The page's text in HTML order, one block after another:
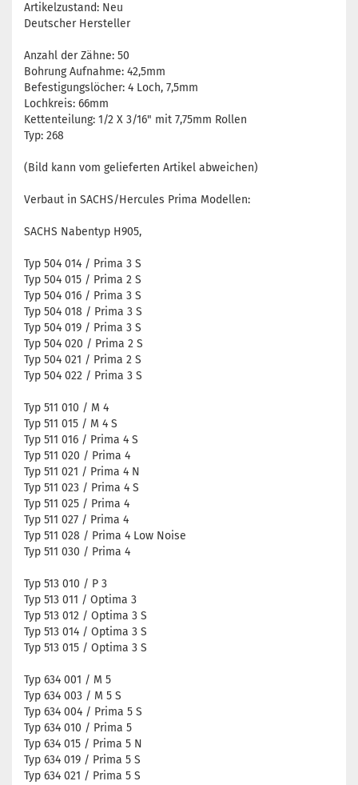
Artikelzustand: Neu
Deutscher Hersteller
Anzahl der Zähne: 50
Bohrung Aufnahme: 42,5mm
Befestigungslöcher: 4 Loch, 7,5mm
Lochkreis: 66mm
Kettenteilung: 1/2 X 3/16" mit 7,75mm Rollen
Typ: 268
(Bild kann vom gelieferten Artikel abweichen)
Verbaut in SACHS/Hercules Prima Modellen:
SACHS Nabentyp H905,
Typ 504 014 / Prima 3 S
Typ 504 015 / Prima 2 S
Typ 504 016 / Prima 3 S
Typ 504 018 / Prima 3 S
Typ 504 019 / Prima 3 S
Typ 504 020 / Prima 2 S
Typ 504 021 / Prima 2 S
Typ 504 022 / Prima 3 S
Typ 511 010 / M 4
Typ 511 015 / M 4 S
Typ 511 016 / Prima 4 S
Typ 511 020 / Prima 4
Typ 511 021 / Prima 4 N
Typ 511 023 / Prima 4 S
Typ 511 025 / Prima 4
Typ 511 027 / Prima 4
Typ 511 028 / Prima 4 Low Noise
Typ 511 030 / Prima 4
Typ 513 010 / P 3
Typ 513 011 / Optima 3
Typ 513 012 / Optima 3 S
Typ 513 014 / Optima 3 S
Typ 513 015 / Optima 3 S
Typ 634 001 / M 5
Typ 634 003 / M 5 S
Typ 634 004 / Prima 5 S
Typ 634 010 / Prima 5
Typ 634 015 / Prima 5 N
Typ 634 019 / Prima 5 S
Typ 634 021 / Prima 5 S